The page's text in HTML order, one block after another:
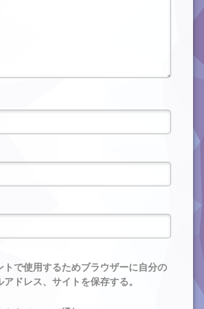
トで使用するためブラウザーに自分の
ドレス、サイトを保存する。